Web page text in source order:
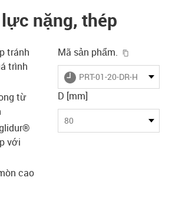
nặng, thép
tránh
trình
từ
với
cao
Mã sản phẩm.
igus-icon-lieferzeit
PRT-01-20-DR-HD
D [mm]
80